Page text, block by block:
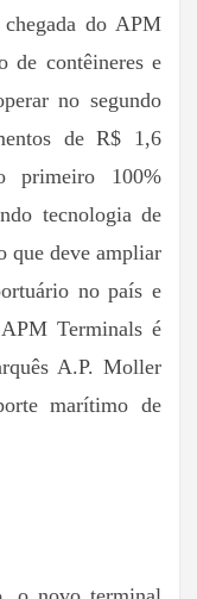
do APM
de contêineres e
no segundo
de R$ 1,6
primeiro 100%
tecnologia de
que deve ampliar
no país e
Terminals é
A.P. Moller
marítimo de